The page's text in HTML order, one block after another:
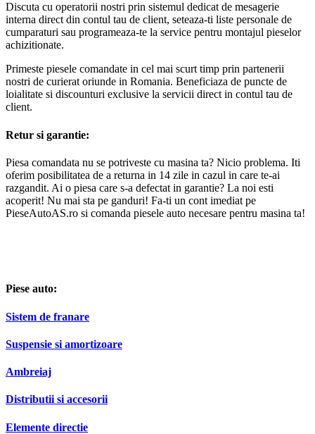
Discuta cu operatorii nostri prin sistemul dedicat de mesagerie
interna direct din contul tau de client, seteaza-ti liste personale de
cumparaturi sau programeaza-te la service pentru montajul pieselor
achizitionate.
Primeste piesele comandate in cel mai scurt timp prin partenerii
nostri de curierat oriunde in Romania. Beneficiaza de puncte de
loialitate si discounturi exclusive la servicii direct in contul tau de
client.
Retur si garantie:
Piesa comandata nu se potriveste cu masina ta? Nicio problema. Iti
oferim posibilitatea de a returna in 14 zile in cazul in care te-ai
razgandit. Ai o piesa care s-a defectat in garantie? La noi esti
acoperit! Nu mai sta pe ganduri! Fa-ti un cont imediat pe
PieseAutoAS.ro si comanda piesele auto necesare pentru masina ta!
Piese auto:
Sistem de franare
Suspensie si amortizoare
Ambreiaj
Distributii si accesorii
Elemente directie